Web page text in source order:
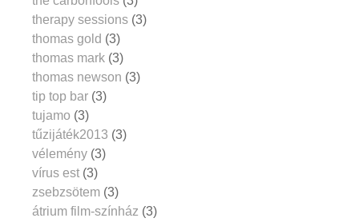
therapy sessions (3)
thomas gold (3)
thomas mark (3)
thomas newson (3)
tip top bar (3)
tujamo (3)
tűzijáték2013 (3)
vélemény (3)
vírus est (3)
zsebzsötem (3)
átrium film-színház (3)